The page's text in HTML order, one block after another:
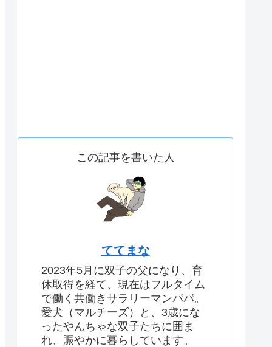
この記事を書いた人
ててまな
2023年5月に双子の父になり、育
休取得を経て、現在はフルタイム
で働く共働きサラリーマンパパ。
愛犬（マルチーズ）と、3歳にな
ったやんちゃな双子たちに囲ま
れ、賑やかに暮らしています。